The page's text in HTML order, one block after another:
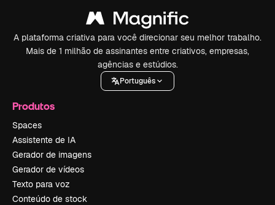
A plataforma criativa para você direcionar seu melhor trabalho.
Mais de 1 milhão de assinantes entre criativos, empresas,
agências e estúdios.
Português
Produtos
Spaces
Assistente de IA
Gerador de imagens
Gerador de vídeos
Texto para voz
Conteúdo de stock